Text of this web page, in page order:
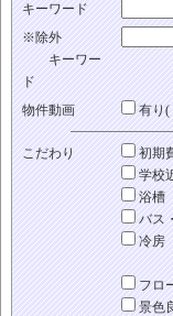
キーワード
※除外
キーワー
ド
物件動画 有り(
こだわり 初期
学校
浴槽
バス
冷房
フロ
景色